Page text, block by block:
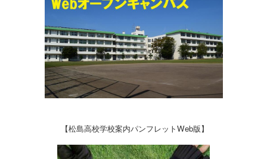
【松島高校学校案内パンフレットWeb版】